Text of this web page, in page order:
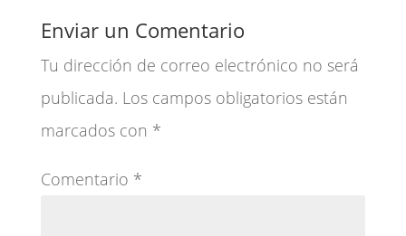
Enviar un Comentario
Tu dirección de correo electrónico no será
publicada. Los campos obligatorios están
marcados con *
Comentario *